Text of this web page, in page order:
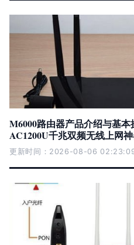
M6000路由器产品介绍与基
AC1200U千兆双频无线上网
更新时间：2026-08-06